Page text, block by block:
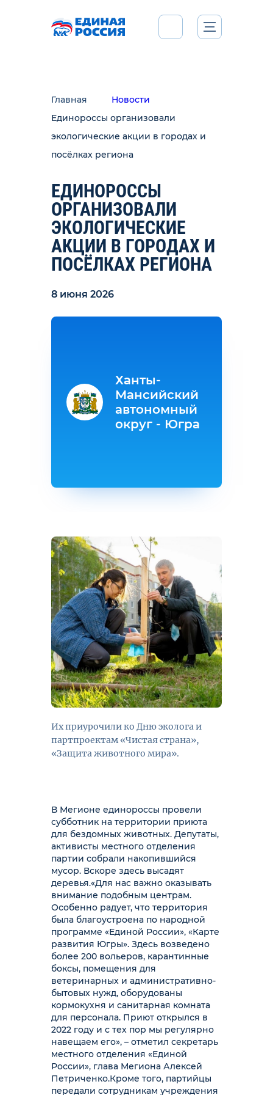
Главная
Новости
Единороссы организовали
экологические акции в городах и
посёлках региона
ЕДИНОРОССЫ
ОРГАНИЗОВАЛИ
ЭКОЛОГИЧЕСКИЕ
АКЦИИ В ГОРОДАХ И
ПОСЁЛКАХ РЕГИОНА
8 июня 2026
Их приурочили ко Дню эколога и
партпроектам «Чистая страна»,
«Защита животного мира».
В Мегионе единороссы провели
субботник на территории приюта
для бездомных животных. Депутаты,
активисты местного отделения
партии собрали накопившийся
мусор. Вскоре здесь высадят
деревья.«Для нас важно оказывать
внимание подобным центрам.
Особенно радует, что территория
была благоустроена по народной
программе «Единой России», «Карте
развития Югры». Здесь возведено
более 200 вольеров, карантинные
боксы, помещения для
ветеринарных и административно-
бытовых нужд, оборудованы
кормокухня и санитарная комната
для персонала. Приют открылся в
2022 году и с тех пор мы регулярно
навещаем его», – отметил секретарь
местного отделения «Единой
России», глава Мегиона Алексей
Петриченко.Кроме того, партийцы
передали сотрудникам учреждения
Ханты-
Мансийский
автономный
округ - Югра